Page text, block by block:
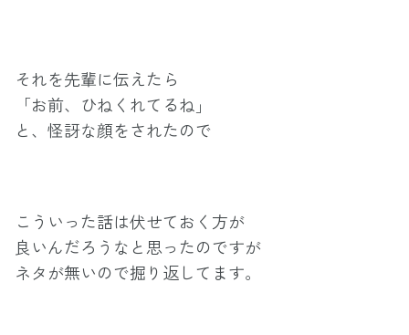
それを先輩に伝えたら
「お前、ひねくれてるね」
と、怪訝な顔をされたので
こういった話は伏せておく方が
良いんだろうなと思ったのですが
ネタが無いので掘り返してます。